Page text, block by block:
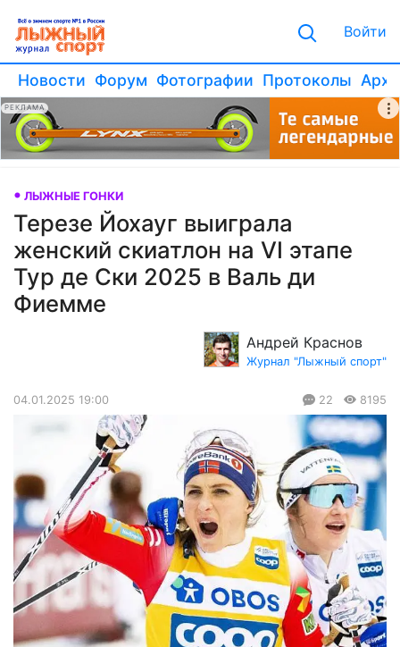
Войти
Новости Форум Фотографии Протоколы
РЕКЛАМА
ЛЫЖНЫЕ ГОНКИ
Терезе Йохауг выиграла
женский скиатлон на VI этапе
Тур де Ски 2025 в Валь ди
Фиемме
Андрей Краснов
Журнал "Лыжный спорт"
04.01.2025 19:00 22 8195